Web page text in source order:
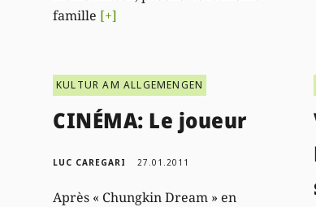
famille [+]
KULTUR AM ALLGEMENGEN
CINÉMA: Le joueur
LUC CAREGARI 27.01.2011
Après « Chungkin Dream » en